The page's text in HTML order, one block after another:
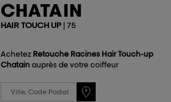
CHATAIN
HAIR TOUCH UP| 75
Achetez Retouche Racines Hair Touch-up
Chatain auprès de votre coiffeur